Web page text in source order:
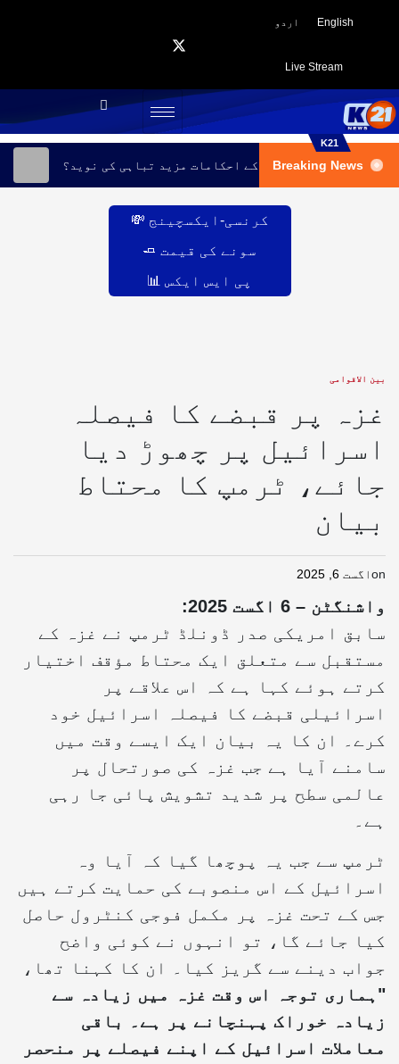
English اردو
Live Stream
K21
Breaking News
ملبے کا ڈھیر، انخلا کے احکامات مزید تباہی کی نوید؟
کرنسی-ایکسچینج 💸
سونے کی قیمت 🧈
پی ایس ایکس 📊
بین الاقوامی
غزہ پر قبضے کا فیصلہ
اسرائیل پر چھوڑ دیا
جائے، ٹرمپ کا محتاط
بیان
onاگست 6, 2025
واشنگٹن – 6 اگست 2025
:
سابق امریکی صدر ڈونلڈ ٹرمپ نے غزہ کے
مستقبل سے متعلق ایک محتاط مؤقف اختیار
کرتے ہوئے کہا ہے کہ اس علاقے پر
اسرائیلی قبضے کا فیصلہ اسرائیل خود
کرے۔ ان کا یہ بیان ایک ایسے وقت میں
سامنے آیا ہے جب غزہ کی صورتحال پر
عالمی سطح پر شدید تشویش پائی جا رہی
ہے۔
ٹرمپ سے جب یہ پوچھا گیا کہ آیا وہ
اسرائیل کے اس منصوبے کی حمایت کرتے ہیں
جس کے تحت غزہ پر مکمل فوجی کنٹرول حاصل
کیا جائے گا، تو انہوں نے کوئی واضح
جواب دینے سے گریز کیا۔ ان کا کہنا تھا،
"ہماری توجہ اس وقت غزہ میں زیادہ سے
زیادہ خوراک پہنچانے پر ہے۔ باقی
معاملات اسرائیل کے اپنے فیصلے پر منحصر